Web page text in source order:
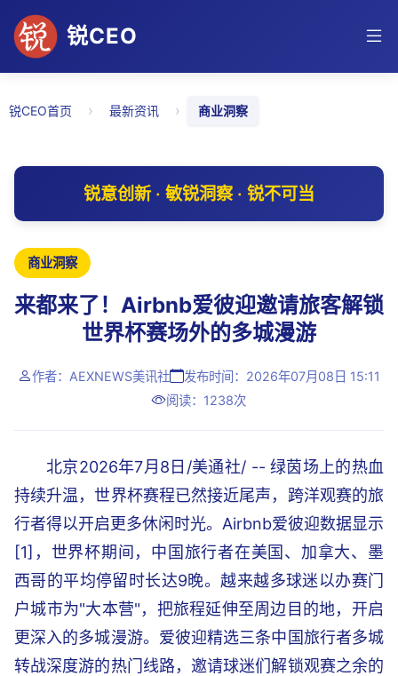
锐CEO
锐CEO首页 › 最新资讯 › 商业洞察
锐意创新 · 敏锐洞察 · 锐不可当
商业洞察
来都来了！Airbnb爱彼迎邀请旅客解锁
世界杯赛场外的多城漫游
作者：AEXNEWS美讯社
发布时间：2026年07月08日 15:11
阅读：1238次
北京2026年7月8日/美通社/ -- 绿茵场上的热血
持续升温，世界杯赛程已然接近尾声，跨洋观赛的旅
行者得以开启更多休闲时光。Airbnb爱彼迎数据显示
[1]，世界杯期间，中国旅行者在美国、加拿大、墨
西哥的平均停留时长达9晚。越来越多球迷以办赛门
户城市为"大本营"，把旅程延伸至周边目的地，开启
更深入的多城漫游。爱彼迎精选三条中国旅行者多城
转战深度游的热门线路，邀请球迷们解锁观赛之余的